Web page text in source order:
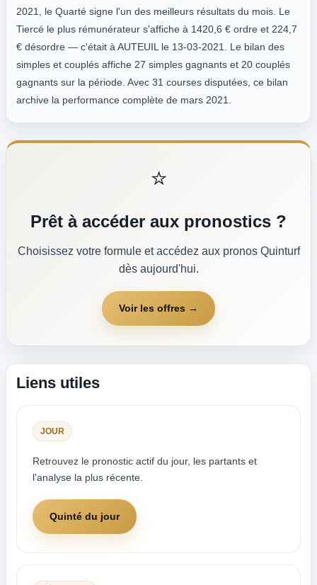
2021, le Quarté signe l'un des meilleurs résultats du mois. Le
Tiercé le plus rémunérateur s'affiche à 1420,6 € ordre et 224,7
€ désordre — c'était à AUTEUIL le 13-03-2021. Le bilan des
simples et couplés affiche 27 simples gagnants et 20 couplés
gagnants sur la période. Avec 31 courses disputées, ce bilan
archive la performance complète de mars 2021.
⭐
Prêt à accéder aux pronostics ?
Choisissez votre formule et accédez aux pronos Quinturf
dès aujourd'hui.
Voir les offres →
Liens utiles
JOUR
Retrouvez le pronostic actif du jour, les partants et
l'analyse la plus récente.
Quinté du jour